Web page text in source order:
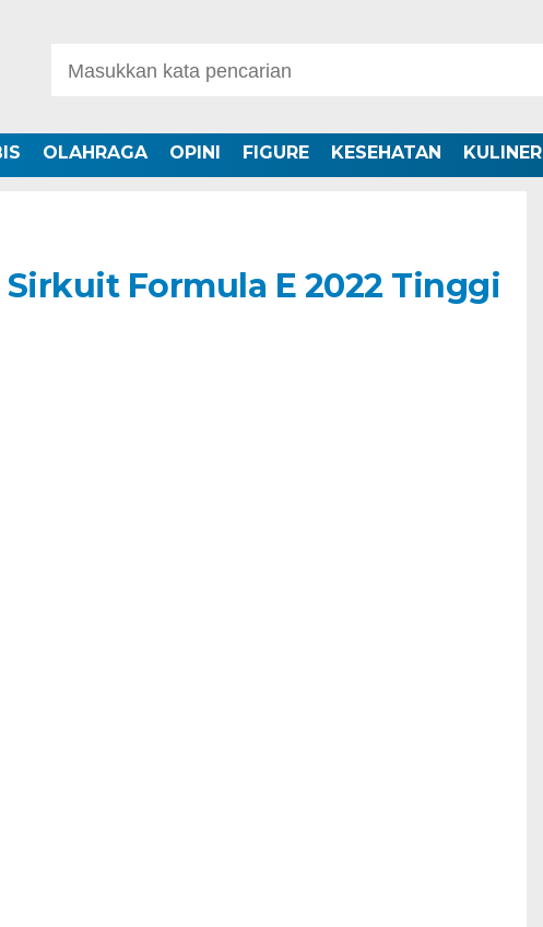
OLAHRAGA OPINI FIGURE KESEHATAN KULINER
Formula E 2022 Tinggi